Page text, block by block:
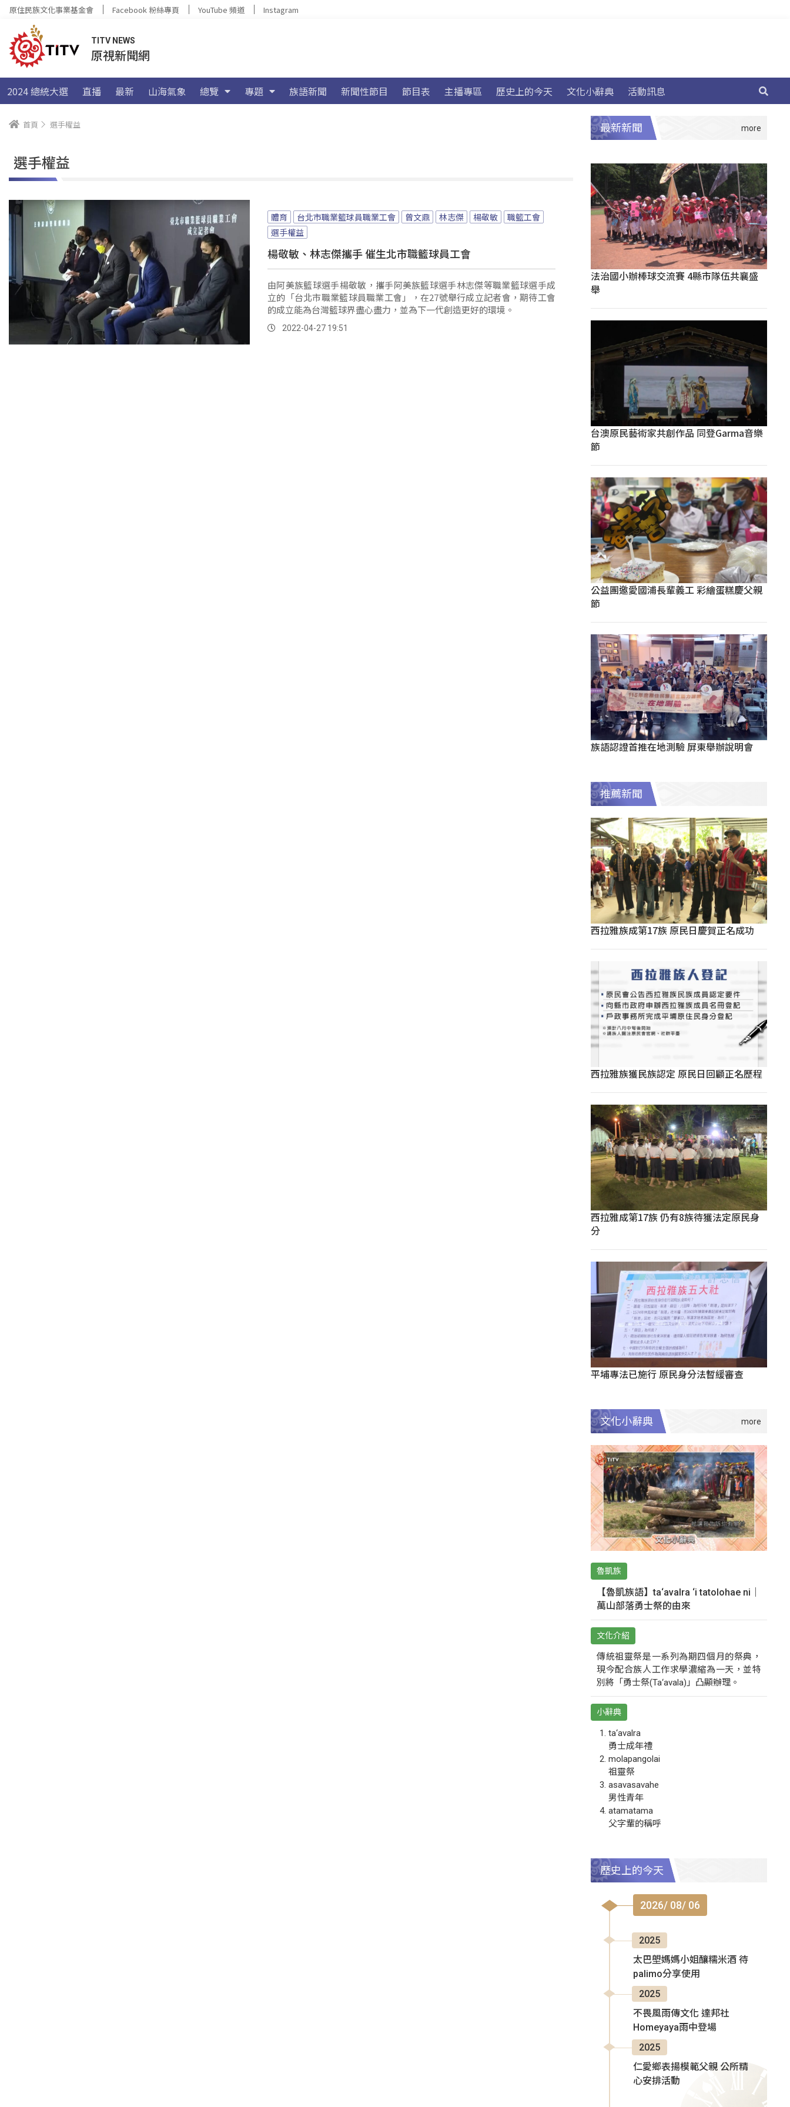
原住民族文化事業基金會 Facebook 粉絲專頁 YouTube 頻道 Instagram
TITV NEWS
原視新聞網
2024 總統大選 直播 最新 山海氣象 總覽 專題 族語新聞 新聞性節目 節目表 主播專區 歷史上的今天 文化小辭典 活動訊息
首頁 選手權益
選手權益
體育 台北市職業籃球員職業工會 曾文鼎 林志傑 楊敬敏
職籃工會
選手權益
楊敬敏、林志傑攜手 催生北市職籃球員工會
由阿美族籃球選手楊敬敏，攜手阿美族籃球選手林志傑等職業籃球選手成
立的「台北市職業籃球員職業工會」，在27號舉行成立記者會，期待工會
的成立能為台灣籃球界盡心盡力，並為下一代創造更好的環境。
2022-04-27 19:51
最新新聞
法治國小辦棒球交流賽 4縣市隊伍共襄盛
舉
台澳原民藝術家共創作品 同登Garma音樂
節
公益團邀愛國浦長輩義工 彩繪蛋糕慶父親
節
族語認證首推在地測驗 屏東舉辦說明會
推薦新聞
西拉雅族成第17族 原民日慶賀正名成功
西拉雅族獲民族認定 原民日回顧正名歷程
西拉雅成第17族 仍有8族待獲法定原民身
分
平埔專法已施行 原民身分法暫緩審查
文化小辭典
魯凱族
【魯凱族語】ta‘avalra ‘i tatolohae ni｜
萬山部落勇士祭的由來
文化介紹
傳統祖靈祭是一系列為期四個月的祭典，
現今配合族人工作求學濃縮為一天，並特
別將「勇士祭(Ta‘avala)」凸顯辦理。
小辭典
ta‘avalra
勇士成年禮
molapangolai
祖靈祭
asavasavahe
男性青年
atamatama
父字輩的稱呼
歷史上的今天
2026/ 08/ 06
2025
太巴塱媽媽小姐釀糯米酒 待
palimo分享使用
2025
不畏風雨傳文化 達邦社
Homeyaya雨中登場
2025
仁愛鄉表揚模範父親 公所精
心安排活動